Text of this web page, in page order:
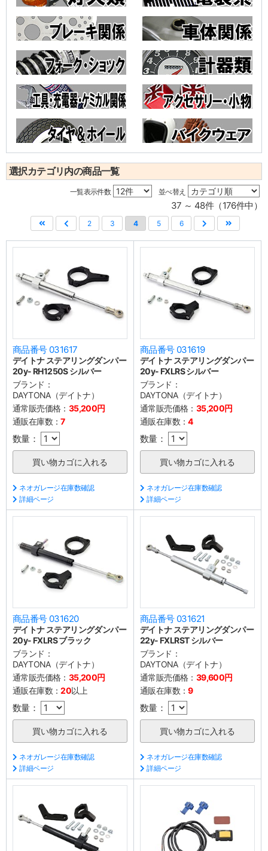
選択カテゴリ内の商品一覧
一覧表示件数 並べ替え
37 ～ 48件（176件中）
2 3 4 5 6
商品番号 031617
デイトナ ステアリングダンパー
20y- RH1250S シルバー
ブランド：
DAYTONA（デイトナ）
通常販売価格： 35,200円
通販在庫数：7
数量：
ネオガレージ在庫数確認
詳細ページ
商品番号 031619
デイトナ ステアリングダンパー
20y- FXLRS シルバー
ブランド：
DAYTONA（デイトナ）
通常販売価格： 35,200円
通販在庫数：4
数量：
ネオガレージ在庫数確認
詳細ページ
商品番号 031620
デイトナ ステアリングダンパー
20y- FXLRS ブラック
ブランド：
DAYTONA（デイトナ）
通常販売価格： 35,200円
通販在庫数：20以上
数量：
ネオガレージ在庫数確認
詳細ページ
商品番号 031621
デイトナ ステアリングダンパー
22y- FXLRST シルバー
ブランド：
DAYTONA（デイトナ）
通常販売価格： 39,600円
通販在庫数：9
数量：
ネオガレージ在庫数確認
詳細ページ